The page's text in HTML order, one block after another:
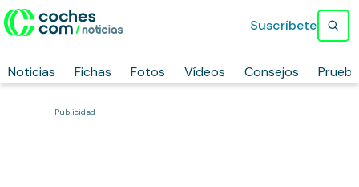
Noticias Fichas Fotos Vídeos Consejos
Suscríbete
Publicidad